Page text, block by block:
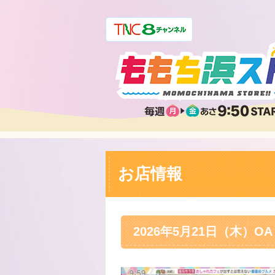
お店情報
2026年5月21日（木）OA